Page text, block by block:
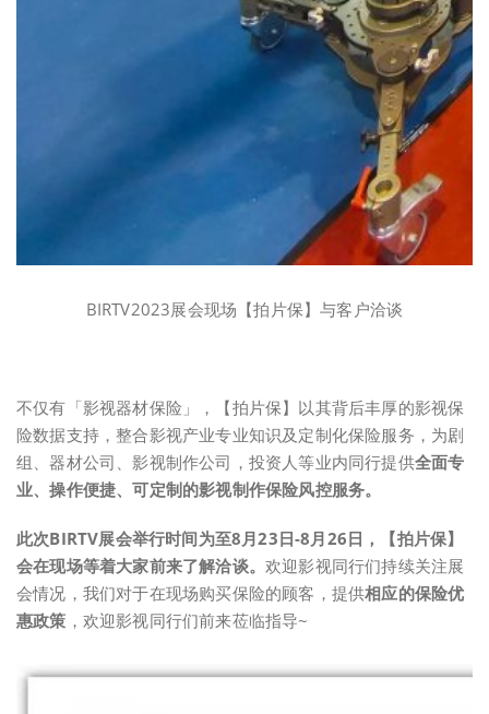
BIRTV2023展会现场【拍片保】与客户洽谈
不仅有「影视器材保险」，【拍片保】以其背后丰厚的影视保
险数据支持，整合影视产业专业知识及定制化保险服务，为剧
组、器材公司、影视制作公司，投资人等业内同行提供全面专
业、操作便捷、可定制的影视制作保险风控服务。
此次BIRTV展会举行时间为至8月23日-8月26日，【拍片保】
会在现场等着大家前来了解洽谈。 欢迎影视同行们持续关注展
会情况，我们对于在现场购买保险的顾客，提供相应的保险优
惠政策 ，欢迎影视同行们前来莅临指导~